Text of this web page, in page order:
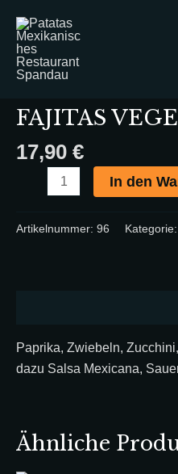
Inhalt
springen
Startseite/FAJITAS
FAJITAS
FAJITAS
17,90 €
VEGETAL
Menge
In den
Artikelnummer: 96 Kategorie:
Paprika, Zwiebeln,
dazu Salsa Mexicana,
Ähnliche